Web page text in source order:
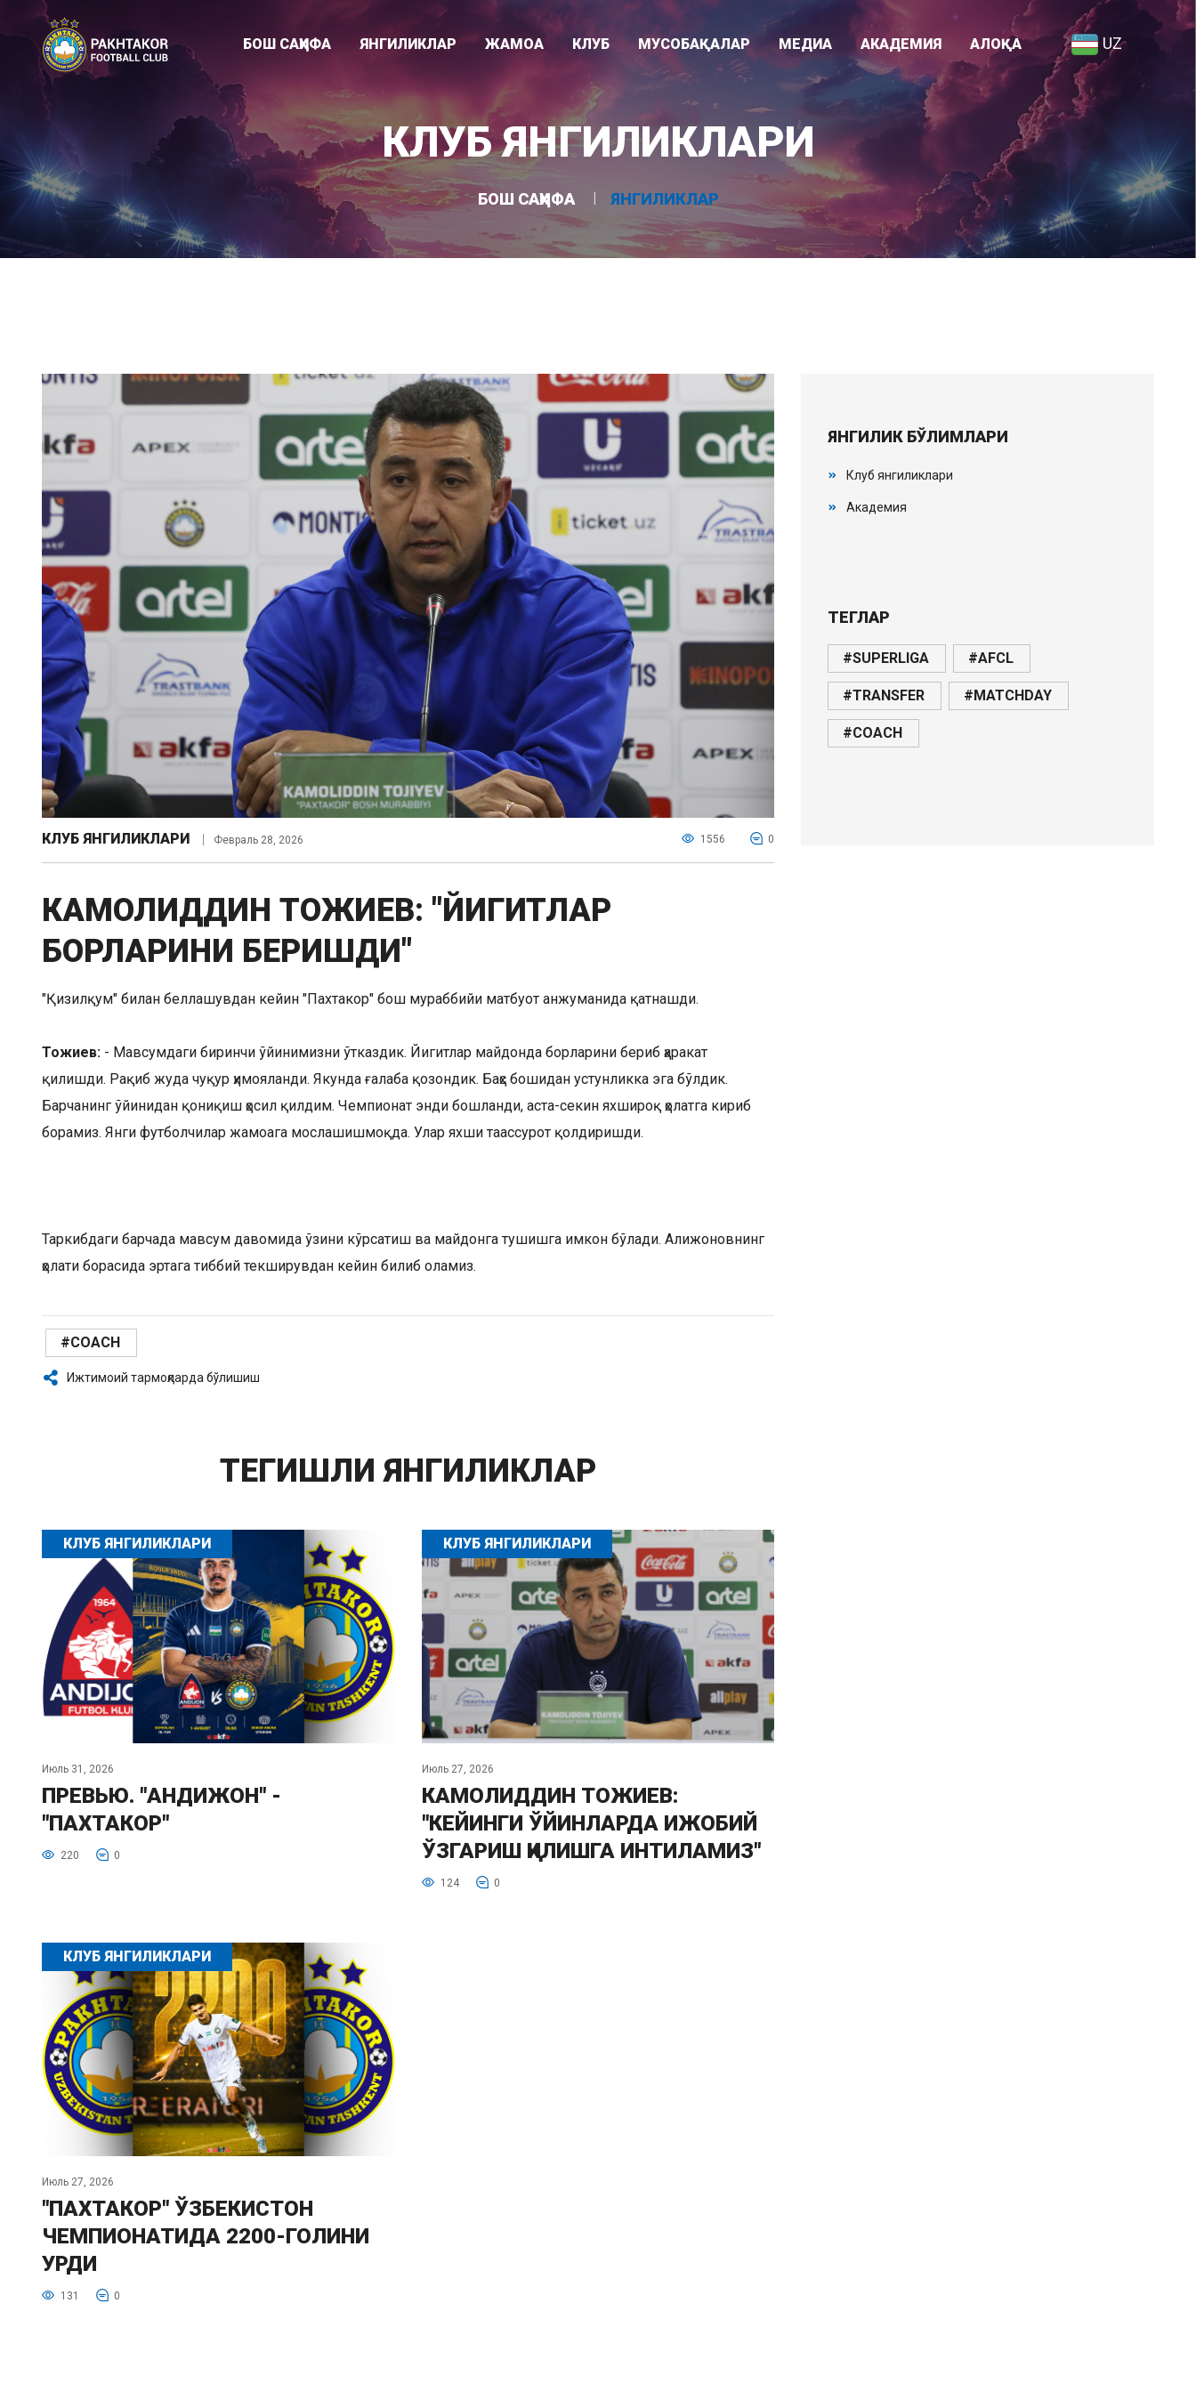
БОШ САҲИФА ЯНГИЛИКЛАР
Клуб янгиликлари
"ПАХТАКОР-79"
Академия
ЖАМОА
Раҳбарият
Мураббийлар
Асосий жамоа
КЛУБ
Клуб тарихи
Клуб ҳақида
Стадион
МУСОБАҚАЛАР
Суперлига
Ўзбекистон кубоги
U-21 лигаси
МЕДИА
Видео
Фотогалерея
АКАДЕМИЯ
Академия ҳақида
АЛОҚА UZ
КЛУБ ЯНГИЛИКЛАРИ
БОШ САҲИФА ЯНГИЛИКЛАР
КЛУБ ЯНГИЛИКЛАРИ Февраль 28, 2026 1556 0
КАМОЛИДДИН ТОЖИЕВ: "ЙИГИТЛАР
БОРЛАРИНИ БЕРИШДИ"
"Қизилқум" билан беллашувдан кейин "Пахтакор" бош мураббийи матбуот анжуманида қатнашди.
Тожиев: - Мавсумдаги биринчи ўйинимизни ўтказдик. Йигитлар майдонда борларини бериб ҳаракат
қилишди. Рақиб жуда чуқур ҳимояланди. Якунда ғалаба қозондик. Баҳс бошидан устунликка эга бўлдик.
Барчанинг ўйинидан қониқиш ҳосил қилдим. Чемпионат энди бошланди, аста-секин яхшироқ ҳолатга кириб
борамиз. Янги футболчилар жамоага мослашишмоқда. Улар яхши таассурот қолдиришди.
Таркибдаги барчада мавсум давомида ўзини кўрсатиш ва майдонга тушишга имкон бўлади. Алижоновнинг
ҳолати борасида эртага тиббий текширувдан кейин билиб оламиз.
#COACH
Ижтимоий тармоқларда бўлишиш
ТЕГИШЛИ ЯНГИЛИКЛАР
КЛУБ ЯНГИЛИКЛАРИ
Июль 31, 2026
ПРЕВЬЮ. "АНДИЖОН" -
"ПАХТАКОР"
220 0
КЛУБ ЯНГИЛИКЛАРИ
Июль 27, 2026
КАМОЛИДДИН ТОЖИЕВ:
"КЕЙИНГИ ЎЙИНЛАРДА ИЖОБИЙ
ЎЗГАРИШ ҚИЛИШГА ИНТИЛАМИЗ"
124 0
КЛУБ ЯНГИЛИКЛАРИ
Июль 27, 2026
"ПАХТАКОР" ЎЗБЕКИСТОН
ЧЕМПИОНАТИДА 2200-ГОЛИНИ
УРДИ
131 0
ЯНГИЛИК БЎЛИМЛАРИ
Клуб янгиликлари
Академия
ТЕГЛАР
#SUPERLIGA #AFCL
#TRANSFER #MATCHDAY
#COACH